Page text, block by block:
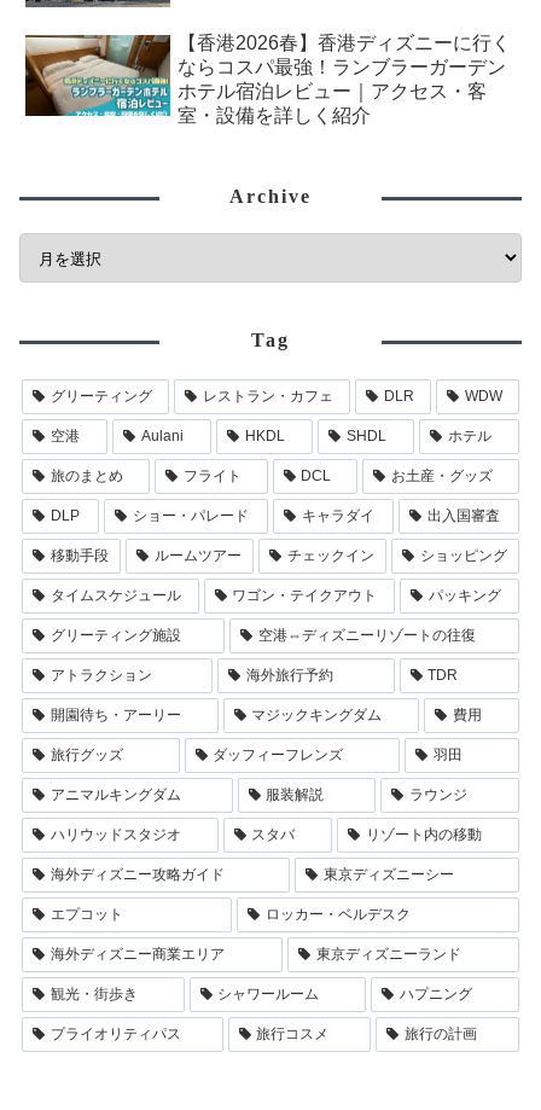
【香港2026春】香港ディズニーに行く
ならコスパ最強！ランブラーガーデン
ホテル宿泊レビュー｜アクセス・客
室・設備を詳しく紹介
Archive
Tag
グリーティング レストラン・カフェ DLR WDW
空港 Aulani HKDL SHDL ホテル
旅のまとめ フライト DCL お土産・グッズ
DLP ショー・パレード キャラダイ 出入国審査
移動手段 ルームツアー チェックイン ショッピング
タイムスケジュール ワゴン・テイクアウト パッキング
グリーティング施設 空港⇔ディズニーリゾートの往復
アトラクション 海外旅行予約 TDR
開園待ち・アーリー マジックキングダム 費用
旅行グッズ ダッフィーフレンズ 羽田
アニマルキングダム 服装解説 ラウンジ
ハリウッドスタジオ スタバ リゾート内の移動
海外ディズニー攻略ガイド 東京ディズニーシー
エプコット ロッカー・ベルデスク
海外ディズニー商業エリア 東京ディズニーランド
観光・街歩き シャワールーム ハプニング
プライオリティパス 旅行コスメ 旅行の計画